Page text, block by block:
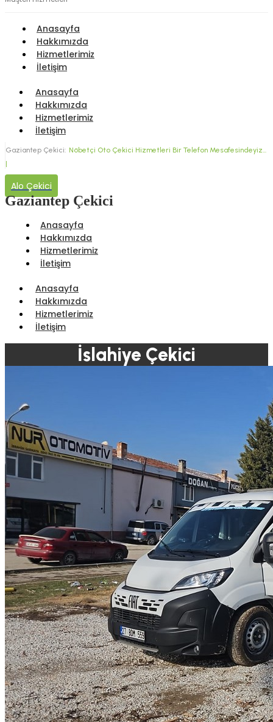
Anasayfa
Hakkımızda
Hizmetlerimiz
İletişim
Anasayfa
Hakkımızda
Hizmetlerimiz
İletişim
Gaziantep Çekici: Nöbetçi Oto Çekici Hizmetleri Bir Telefon Mesafesindeyiz...
|
Alo Çekici
Gaziantep Çekici
Anasayfa
Hakkımızda
Hizmetlerimiz
İletişim
Anasayfa
Hakkımızda
Hizmetlerimiz
İletişim
İslahiye Çekici